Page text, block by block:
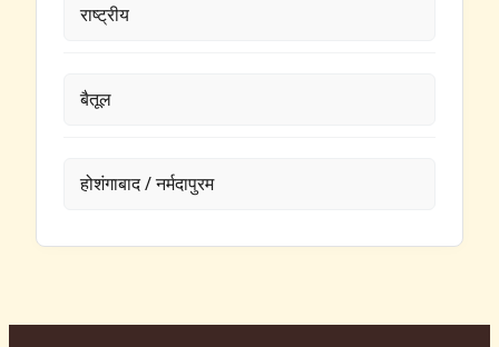
राष्ट्रीय
बैतूल
होशंगाबाद / नर्मदापुरम